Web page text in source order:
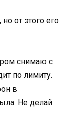
от этого его
снимаю с
по лимиту.
в
Не делай